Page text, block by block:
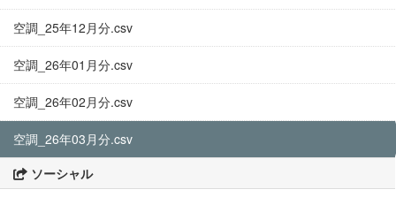
空調_25年12月分.csv
空調_26年01月分.csv
空調_26年02月分.csv
空調_26年03月分.csv
ソーシャル